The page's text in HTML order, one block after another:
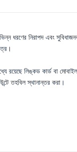
ধরণের নিরাপদ এবং
রয়েছে লিঙ্কড কার্ড বা
তহবিল স্থানান্তর করা।